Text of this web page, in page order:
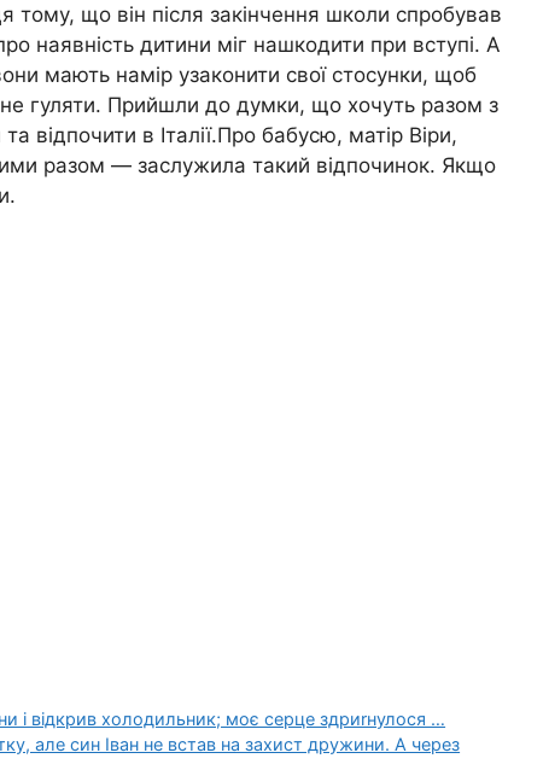
тому, що він після закінчення школи спробував
наявність дитини міг нашкодити при вступі. А
мають намір узаконити свої стосунки, щоб
не гуляти. Прийшли до думки, що хочуть разом з
відпочити в Італії.Про бабусю, матір Віри,
разом — заслужила такий відпочинок. Якщо
і відкрив холодильник; моє серце здриrнулося …
але син Іван не встав на захист дружини. А через